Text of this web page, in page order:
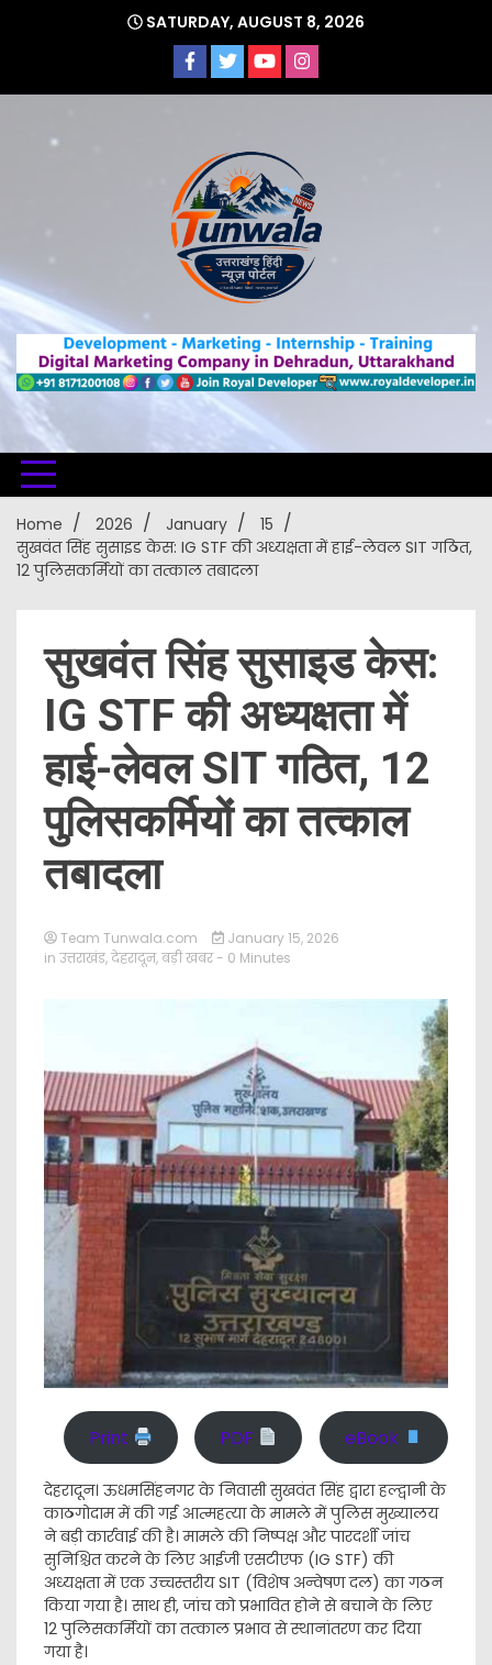
SATURDAY, AUGUST 8, 2026
Uttarakhand Hindi News Portal
Home 2026 January
15
सुखवंत सिंह सुसाइड केस: IG STF की अध्यक्षता में हाई-लेवल SIT गठित,
12 पुलिसकर्मियों का तत्काल तबादला
सुखवंत सिंह सुसाइड केस:
IG STF की अध्यक्षता में
हाई-लेवल SIT गठित, 12
पुलिसकर्मियों का तत्काल
तबादला
Team Tunwala.com
January 15, 2026
in उत्तराखंड,देहरादून,बड़ी खबर - 0 Minutes
Print PDF eBook
देहरादून। ऊधमसिंहनगर के निवासी सुखवंत सिंह द्वारा हल्द्वानी के
काठगोदाम में की गई आत्महत्या के मामले में पुलिस मुख्यालय
ने बड़ी कार्रवाई की है। मामले की निष्पक्ष और पारदर्शी जांच
सुनिश्चित करने के लिए आईजी एसटीएफ (IG STF) की
अध्यक्षता में एक उच्चस्तरीय SIT (विशेष अन्वेषण दल) का गठन
किया गया है। साथ ही, जांच को प्रभावित होने से बचाने के लिए
12 पुलिसकर्मियों का तत्काल प्रभाव से स्थानांतरण कर दिया
गया है।